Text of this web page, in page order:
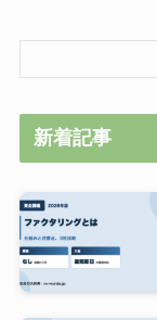
新着記事